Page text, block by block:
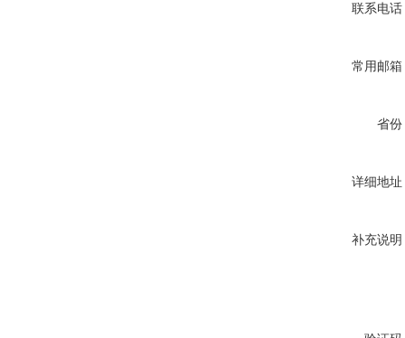
联系电话
常用邮箱
省份
详细地址
补充说明